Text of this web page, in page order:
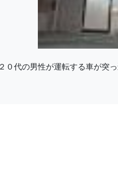
０代の男性が運転する車が突